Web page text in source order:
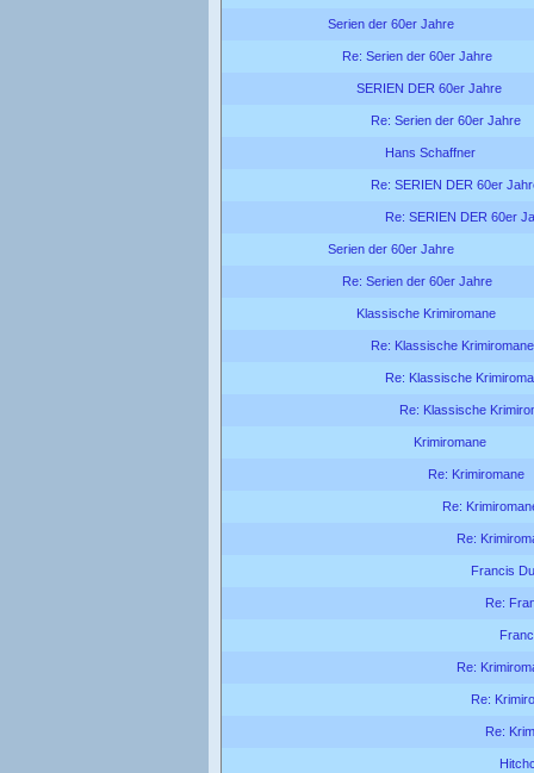
Serien der 60er Jahre
Re: Serien der 60er Jahre
SERIEN DER 60er Jahre
Re: Serien der 60er Jahre
Hans Schaffner
Re: SERIEN DER 60er
Re: SERIEN DER 60er
Serien der 60er Jahre
Re: Serien der 60er Jahre
Klassische Krimiromane
Re: Klassische Krimiromane
Re: Klassische
Re: Klassische
Krimiromane
Re: Krimiromane
Re:
Re:
Francis
Re:
Re:
Re:
Re: